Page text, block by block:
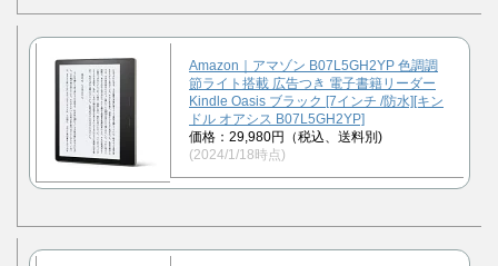
Amazon｜アマゾン B07L5GH2YP 色調調
節ライト搭載 広告つき 電子書籍リーダー
Kindle Oasis ブラック [7インチ /防水][キン
ドル オアシス B07L5GH2YP]
価格：29,980円（税込、送料別)
(2024/1/18時点)